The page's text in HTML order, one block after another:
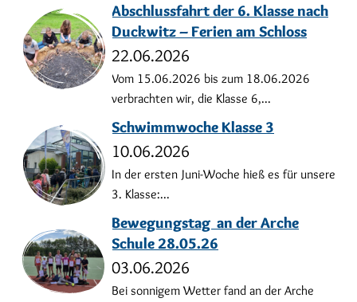
Abschlussfahrt der 6. Klasse nach
Duckwitz – Ferien am Schloss
22.06.2026
Vom 15.06.2026 bis zum 18.06.2026
verbrachten wir, die Klasse 6,...
Schwimmwoche Klasse 3
10.06.2026
In der ersten Juni-Woche hieß es für unsere
3. Klasse:...
Bewegungstag an der Arche
Schule 28.05.26
03.06.2026
Bei sonnigem Wetter fand an der Arche